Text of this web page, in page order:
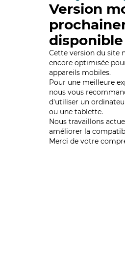
Version
disponible
Cette version du site
encore optimisée
appareils mobiles.
Pour une meilleure
nous vous
d'utiliser un
ou une tablette.
Nous travaillons
améliorer la
Merci de votre